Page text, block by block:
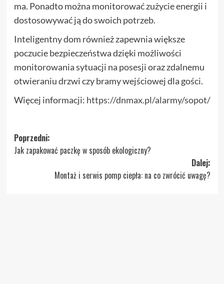
ma. Ponadto można monitorować zużycie energii i
dostosowywać ją do swoich potrzeb.
Inteligentny dom również zapewnia większe
poczucie bezpieczeństwa dzięki możliwości
monitorowania sytuacji na posesji oraz zdalnemu
otwieraniu drzwi czy bramy wejściowej dla gości.
Więcej informacji: https://dnmax.pl/alarmy/sopot/
Zobacz
wpisy
Poprzedni:
Jak zapakować paczkę w sposób ekologiczny?
Dalej:
Montaż i serwis pomp ciepła: na co zwrócić uwagę?